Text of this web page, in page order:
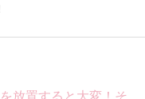
放置すると大変！そ